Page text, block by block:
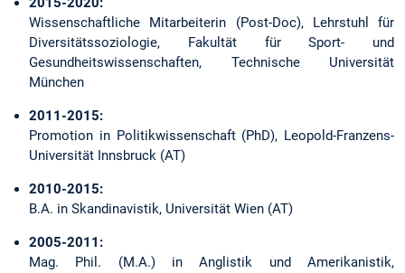
Wissenschaftliche Mitarbeiterin (Post-Doc), Lehrstuhl für
Diversitätssoziologie, Fakultät für Sport- und
Gesundheitswissenschaften, Technische Universität
München
2011-2015:
Promotion in Politikwissenschaft (PhD), Leopold-Franzens-
Universität Innsbruck (AT)
2010-2015:
B.A. in Skandinavistik, Universität Wien (AT)
2005-2011:
Mag. Phil. (M.A.) in Anglistik und Amerikanistik,